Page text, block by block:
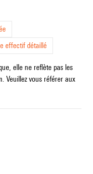
effectif détaillé
elle ne reflète pas les
Veuillez vous référer aux